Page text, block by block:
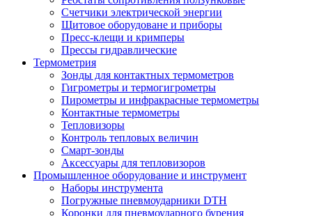
Счетчики электрической энергии
Щитовое оборудоване и приборы
Пресс-клещи и кримперы
Прессы гидравлические
Термометрия
Зонды для контактных термометров
Гигрометры и термогигрометры
Пирометры и инфракрасные термометры
Контактные термометры
Тепловизоры
Контроль тепловых величин
Смарт-зонды
Аксессуары для тепловизоров
Промышленное оборудование и инструмент
Наборы инструмента
Погружные пневмоударники DTH
Коронки для пневмоударного бурения